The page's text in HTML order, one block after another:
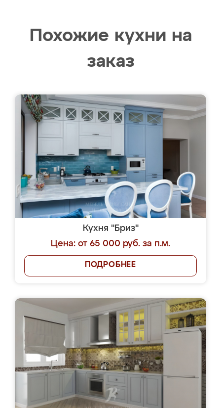
Похожие кухни на
заказ
Кухня "Бриз"
Цена: от 65 000 руб. за п.м.
ПОДРОБНЕЕ